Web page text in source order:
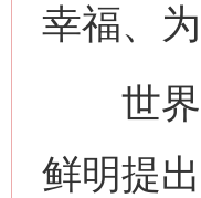
幸福、
世界
鲜明提